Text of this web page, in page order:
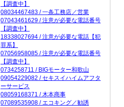
【調査中】
08034467483 / 一条工務店／営業
07043461629 / 注意が必要な電話番号
【調査中】
18338027694 / 注意が必要な電話【犯
罪系】
07056958085 / 注意が必要な電話番号
【調査中】
0734258711 / BIGモーター和歌山
09054229082 / セキスイハイムアフタ
ーサービス
08059168371 / 木本商事
07089535908 / エコキング／勧誘